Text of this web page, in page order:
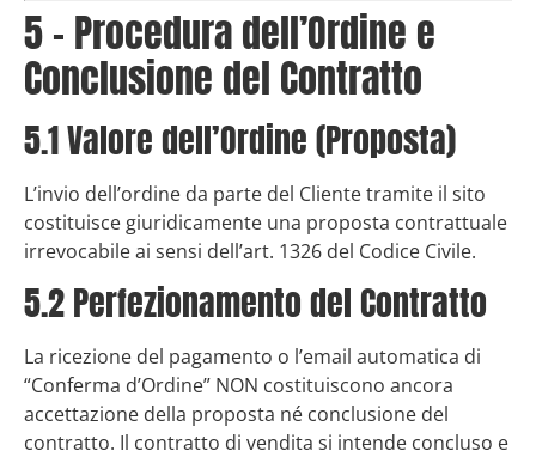
5 – Procedura dell’Ordine e
Conclusione del Contratto
5.1 Valore dell’Ordine (Proposta)
L’invio dell’ordine da parte del Cliente tramite il sito
costituisce giuridicamente una proposta contrattuale
irrevocabile ai sensi dell’art. 1326 del Codice Civile.
5.2 Perfezionamento del Contratto
La ricezione del pagamento o l’email automatica di
“Conferma d’Ordine” NON costituiscono ancora
accettazione della proposta né conclusione del
contratto. Il contratto di vendita si intende concluso e